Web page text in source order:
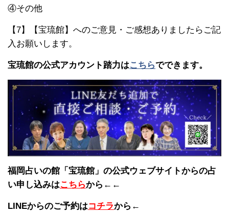
④その他
【7】【宝琉館】へのご意見・ご感想ありましたらご記
入お願いします。
宝琉館の公式アカウント踏力はこちらでできます。
福岡占いの館「宝琉館」の公式ウェブサイトからの占
い申し込みはこちらから←←
LINEからのご予約はコチラから←